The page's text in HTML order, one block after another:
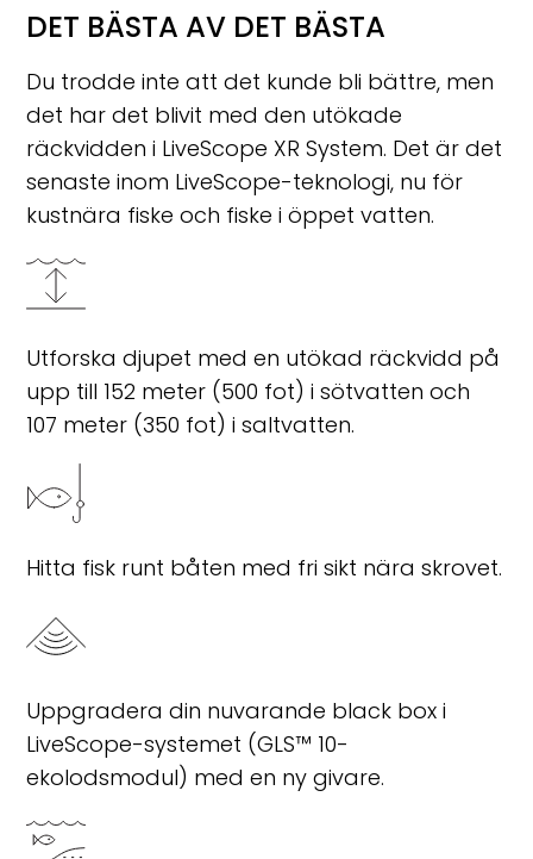
DET BÄSTA AV DET BÄSTA
Du trodde inte att det kunde bli bättre, men
det har det blivit med den utökade
räckvidden i LiveScope XR System. Det är det
senaste inom LiveScope-teknologi, nu för
kustnära fiske och fiske i öppet vatten.
Utforska djupet med en utökad räckvidd på
upp till 152 meter (500 fot) i sötvatten och
107 meter (350 fot) i saltvatten.
Hitta fisk runt båten med fri sikt nära skrovet.
Uppgradera din nuvarande black box i
LiveScope-systemet (GLS™ 10-
ekolodsmodul) med en ny givare.